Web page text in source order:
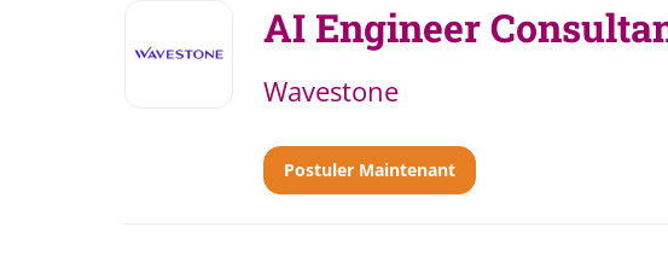
list
AI Engineer
Wavestone
Postuler Maintenant